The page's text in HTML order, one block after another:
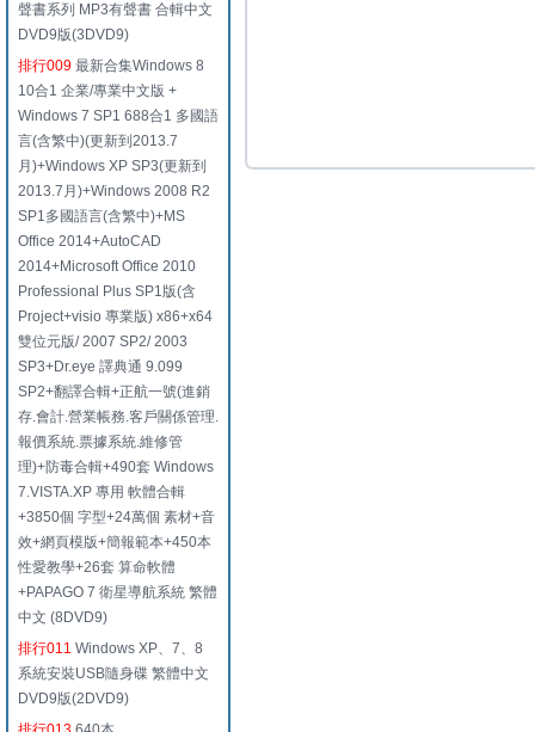
聲書系列 MP3有聲書 合輯中文
DVD9版(3DVD9)
排行009 最新合集Windows 8
10合1 企業/專業中文版 +
Windows 7 SP1 688合1 多國語
言(含繁中)(更新到2013.7
月)+Windows XP SP3(更新到
2013.7月)+Windows 2008 R2
SP1多國語言(含繁中)+MS
Office 2014+AutoCAD
2014+Microsoft Office 2010
Professional Plus SP1版(含
Project+visio 專業版) x86+x64
雙位元版/ 2007 SP2/ 2003
SP3+Dr.eye 譯典通 9.099
SP2+翻譯合輯+正航一號(進銷
存.會計.營業帳務.客戶關係管理.
報價系統.票據系統.維修管
理)+防毒合輯+490套 Windows
7.VISTA.XP 專用 軟體合輯
+3850個 字型+24萬個 素材+音
效+網頁模版+簡報範本+450本
性愛教學+26套 算命軟體
+PAPAGO 7 衛星導航系統 繁體
中文 (8DVD9)
排行011 Windows XP、7、8
系統安裝USB隨身碟 繁體中文
DVD9版(2DVD9)